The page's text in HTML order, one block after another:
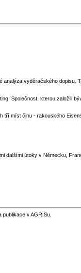
vyděračského dopisu.
Společnost, kterou založili
míst činu - rakouského
útoky v Německu,
v AGRISu.